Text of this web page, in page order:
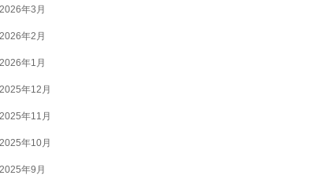
2026年3月
2026年2月
2026年1月
2025年12月
2025年11月
2025年10月
2025年9月